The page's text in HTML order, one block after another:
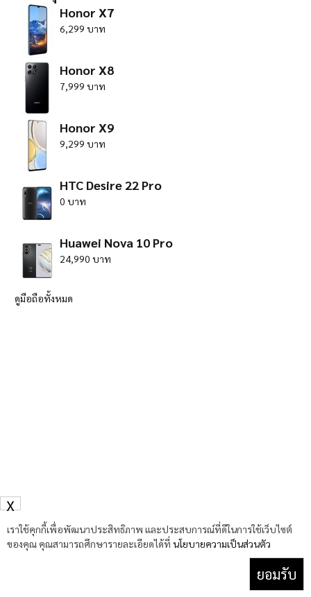
Honor X7
6,299 บาท
Honor X8
7,999 บาท
Honor X9
9,299 บาท
HTC Desire 22 Pro
0 บาท
Huawei Nova 10 Pro
24,990 บาท
ดูมือถือทั้งหมด
เราใช้คุกกี้เพื่อพัฒนาประสิทธิภาพ และประสบการณ์ที่ดีในการใช้เว็บไซต์
ของคุณ คุณสามารถศึกษารายละเอียดได้ที่ นโยบายความเป็นส่วนตัว
ยอมรับ
X